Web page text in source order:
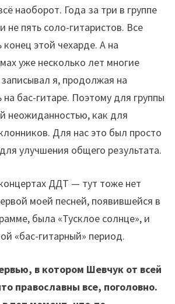
наоборот. Года за три в группе
не пять соло-гитаристов. Все
этой чехарде. А на
уже несколько лет многие
я, продолжая на
на бас-гитаре. Поэтому для группы
неожиданностью, как для
Для нас это был просто
улучшения общего результата.
ДДТ — тут тоже нет
моей песней, появившейся в
была «Тусклое солнце», и
«бас-гитарный» период.
в котором Шевчук от всей
православны все, поголовно.